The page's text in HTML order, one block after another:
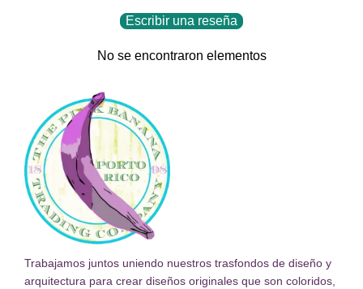
Escribir una reseña
No se encontraron elementos
Trabajamos juntos uniendo nuestros trasfondos de diseño y
arquitectura para crear diseños originales que son coloridos,